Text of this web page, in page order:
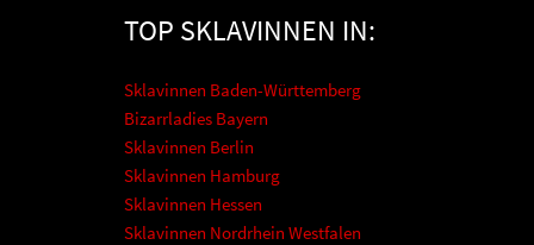
TOP SKLAVINNEN IN:
Sklavinnen Baden-Württemberg
Bizarrladies Bayern
Sklavinnen Berlin
Sklavinnen Hamburg
Sklavinnen Hessen
Sklavinnen Nordrhein Westfalen